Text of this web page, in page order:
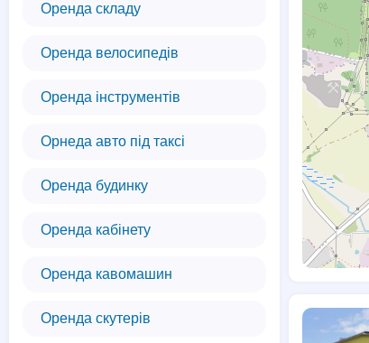
Оренда складу
Оренда велосипедів
Оренда інструментів
Орнеда авто під таксі
Оренда будинку
Оренда кабінету
Оренда кавомашин
Оренда скутерів